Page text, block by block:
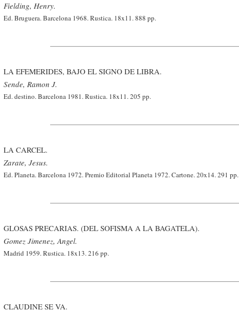
Fielding, Henry.
Ed. Bruguera. Barcelona 1968. Rustica. 18x11. 888 pp.
LA EFEMERIDES, BAJO EL SIGNO DE LIBRA.
Sende, Ramon J.
Ed. destino. Barcelona 1981. Rustica. 18x11. 205 pp.
LA CARCEL.
Zarate, Jesus.
Ed. Planeta. Barcelona 1972. Premio Editorial Planeta 1972. Cartone. 20x14. 291 pp.
GLOSAS PRECARIAS. (DEL SOFISMA A LA BAGATELA).
Gomez Jimenez, Angel.
Madrid 1959. Rustica. 18x13. 216 pp.
CLAUDINE SE VA.